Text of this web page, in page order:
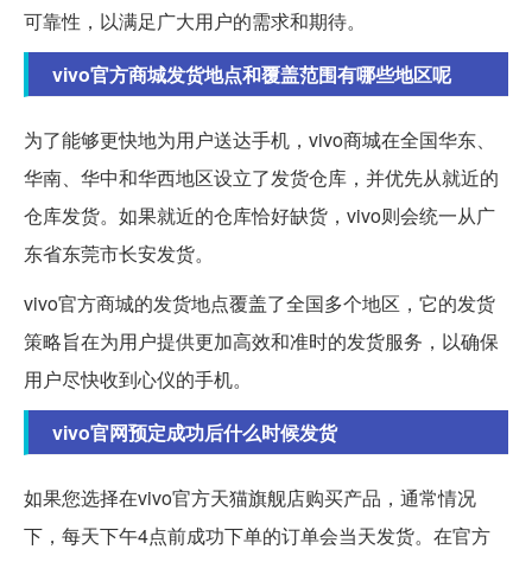
可靠性，以满足广大用户的需求和期待。
vivo官方商城发货地点和覆盖范围有哪些地区呢
为了能够更快地为用户送达手机，vivo商城在全国华东、
华南、华中和华西地区设立了发货仓库，并优先从就近的
仓库发货。如果就近的仓库恰好缺货，vivo则会统一从广
东省东莞市长安发货。
vivo官方商城的发货地点覆盖了全国多个地区，它的发货
策略旨在为用户提供更加高效和准时的发货服务，以确保
用户尽快收到心仪的手机。
vivo官网预定成功后什么时候发货
如果您选择在vivo官方天猫旗舰店购买产品，通常情况
下，每天下午4点前成功下单的订单会当天发货。在官方